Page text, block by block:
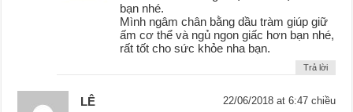
bạn nhé.
Mình ngâm chân bằng dầu tràm giúp giữ
ấm cơ thể và ngủ ngon giấc hơn bạn nhé,
rất tốt cho sức khỏe nha bạn.
Trả lời
LÊ 22/06/2018 at 6:47 chiều